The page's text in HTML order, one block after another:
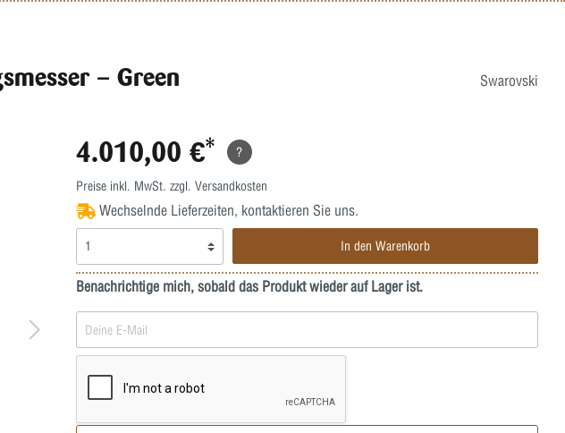
– Green Swarovski
4.010,00 €* ?
Preise inkl. MwSt. zzgl. Versandkosten
Wechselnde Lieferzeiten, kontaktieren Sie uns.
In den Warenkorb
Benachrichtige mich, sobald das Produkt wieder auf Lager ist.